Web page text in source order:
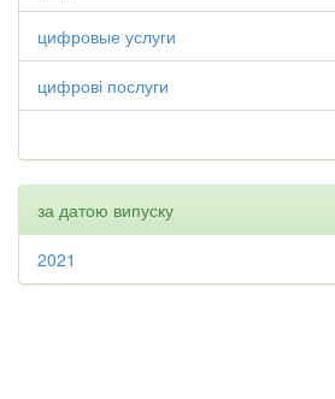
цифровые услуги
цифрові послуги
за датою випуску
2021